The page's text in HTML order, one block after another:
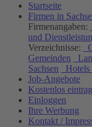
Startseite
Firmen in
Firmenangaben:
und
Verzeichnisse:
Gemeinden
Sachsen
Hotels
Job-Angebote
Kostenlos
Einloggen
Ihre Werbung
Kontakt /